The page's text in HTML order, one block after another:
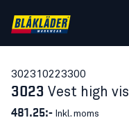
302310223300
3023 Vest high vis
481.25:- Inkl. moms